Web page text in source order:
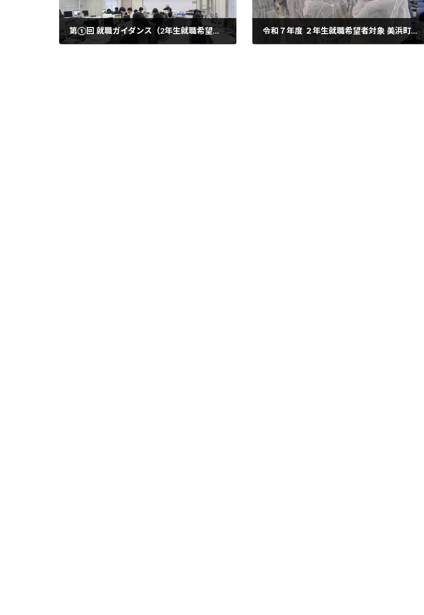
第①回 就職ガイダンス（2年生就職希望者対象） 令和７年度 ２年生就職希望者対象 美浜町役場と町内企業見学ツアー